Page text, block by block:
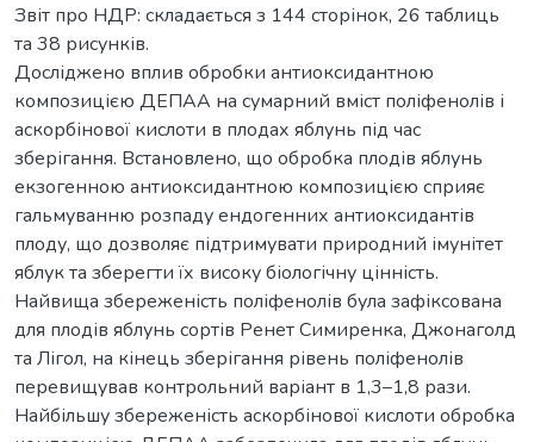
Звіт про НДР: складається з 144 сторінок, 26 таблиць
та 38 рисунків.
Досліджено вплив обробки антиоксидантною
композицією ДЕПАА на сумарний вміст поліфенолів і
аскорбінової кислоти в плодах яблунь під час
зберігання. Встановлено, що обробка плодів яблунь
екзогенною антиоксидантною композицією сприяє
гальмуванню розпаду ендогенних антиоксидантів
плоду, що дозволяє підтримувати природний імунітет
яблук та зберегти їх високу біологічну цінність.
Найвища збереженість поліфенолів була зафіксована
для плодів яблунь сортів Ренет Симиренка, Джонаголд
та Лігол, на кінець зберігання рівень поліфенолів
перевищував контрольний варіант в 1,3–1,8 рази.
Найбільшу збереженість аскорбінової кислоти обробка